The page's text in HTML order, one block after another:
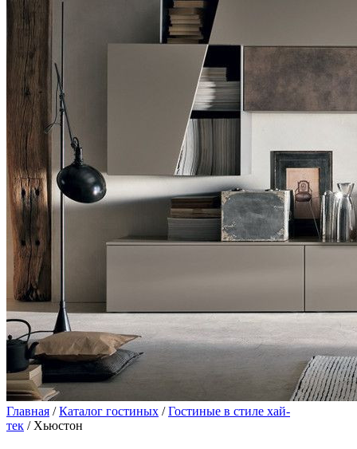
Главная /Каталог гостиных /Гостиные в стиле хай-
тек / Хьюстон